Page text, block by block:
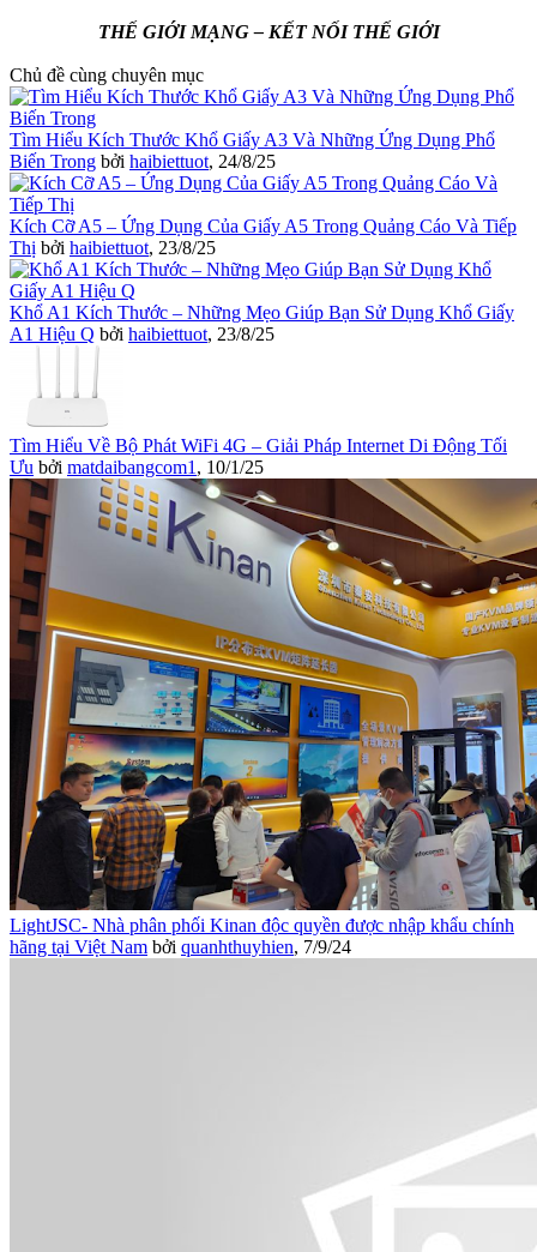
THẾ GIỚI MẠNG – KẾT NỐI THẾ GIỚI
Chủ đề cùng chuyên mục
Tìm Hiểu Kích Thước Khổ Giấy A3 Và Những Ứng Dụng Phổ
Biến Trong bởi haibiettuot, 24/8/25
Kích Cỡ A5 – Ứng Dụng Của Giấy A5 Trong Quảng Cáo Và Tiếp
Thị bởi haibiettuot, 23/8/25
Khổ A1 Kích Thước – Những Mẹo Giúp Bạn Sử Dụng Khổ Giấy
A1 Hiệu Q bởi haibiettuot, 23/8/25
Tìm Hiểu Về Bộ Phát WiFi 4G – Giải Pháp Internet Di Động Tối
Ưu bởi matdaibangcom1 , 10/1/25
LightJSC- Nhà phân phối Kinan độc quyền được nhập khẩu chính
hãng tại Việt Nam bởi quanhthuyhien, 7/9/24